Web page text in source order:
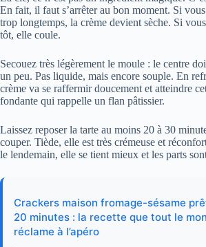
En fait, il faut s’arrêter au bon moment. Si
trop longtemps, la crème devient sèche. Si
tôt, elle coule.
Secouez très légèrement le moule : le centre
un peu. Pas liquide, mais encore souple. En
crème va se raffermir doucement et atteindre
fondante qui rappelle un flan pâtissier.
Laissez reposer la tarte au moins 20 à 30
couper. Tiède, elle est très crémeuse et
le lendemain, elle se tient mieux et les parts
Crackers maison fromage-sésame
20 minutes : la recette que tout le
réclame à l’apéro